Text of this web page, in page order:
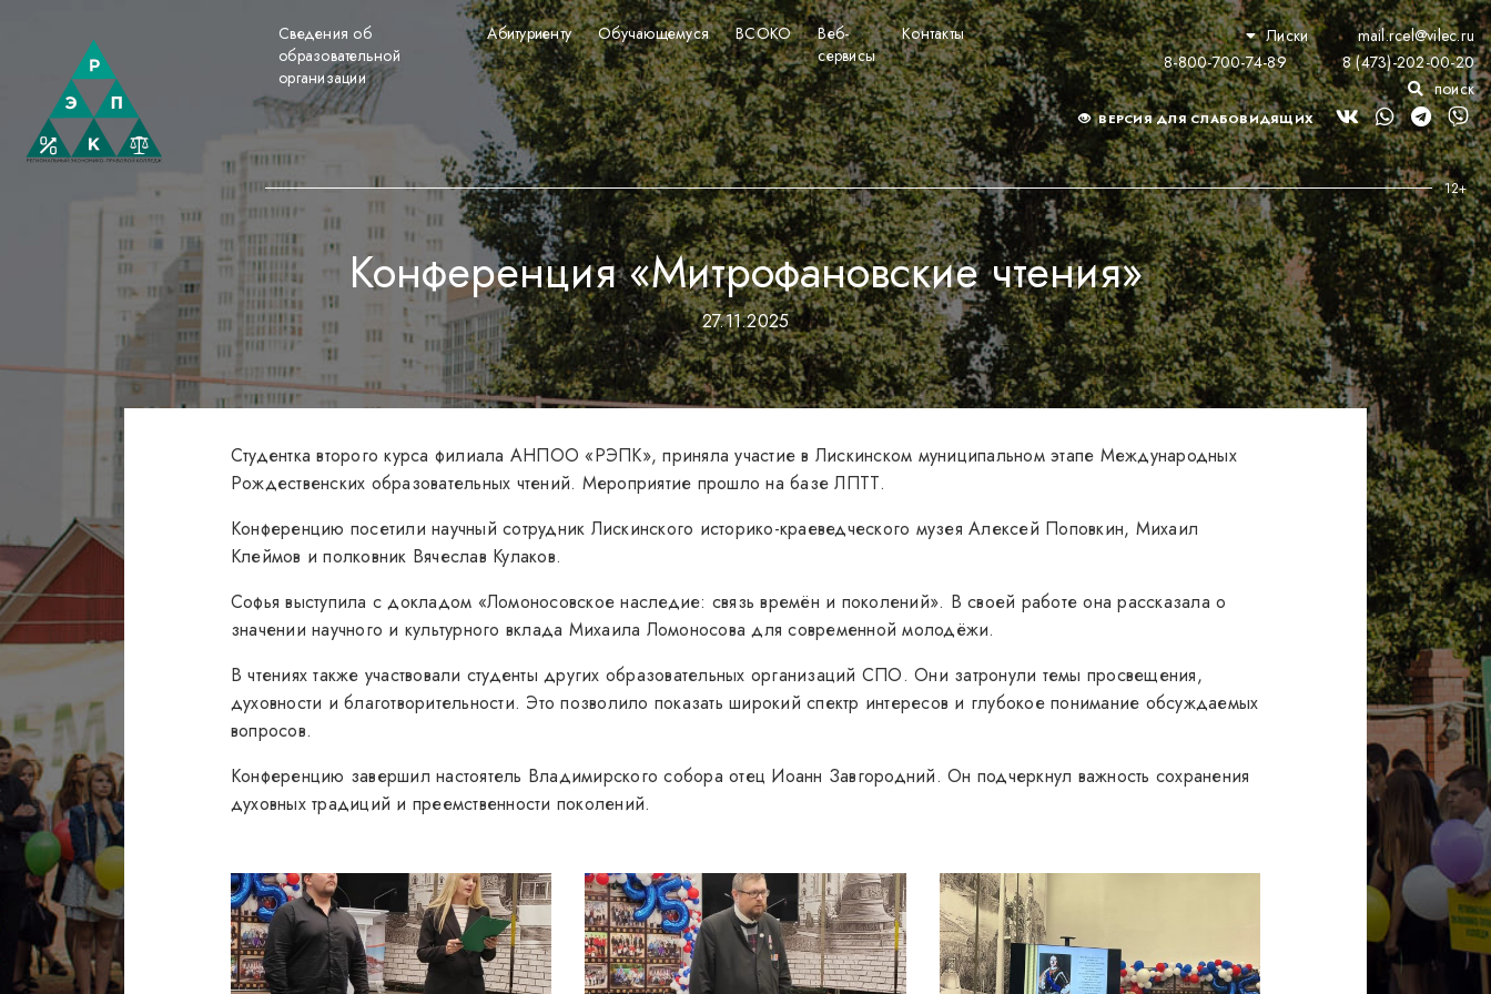
Сведения об
образовательной
организации
Абитуриенту Обучающемуся ВСОКО
Веб-
сервисы
Контакты Лиски
mail.rcel@vilec.ru
8-800-700-74-89
8 (473)-202-00-20
поиск
ВЕРСИЯ ДЛЯ СЛАБОВИДЯЩИХ
Конференция «Митрофановские чтения»
27.11.2025
Студентка второго курса филиала АНПОО «РЭПК», приняла участие в Лискинском муниципальном этапе Международных
Рождественских образовательных чтений. Мероприятие прошло на базе ЛПТТ.
Конференцию посетили научный сотрудник Лискинского историко-краеведческого музея Алексей Поповкин, Михаил
Клеймов и полковник Вячеслав Кулаков.
Софья выступила с докладом «Ломоносовское наследие: связь времён и поколений». В своей работе она рассказала о
значении научного и культурного вклада Михаила Ломоносова для современной молодёжи.
В чтениях также участвовали студенты других образовательных организаций СПО. Они затронули темы просвещения,
духовности и благотворительности. Это позволило показать широкий спектр интересов и глубокое понимание обсуждаемых
вопросов.
Конференцию завершил настоятель Владимирского собора отец Иоанн Завгородний. Он подчеркнул важность сохранения
духовных традиций и преемственности поколений.